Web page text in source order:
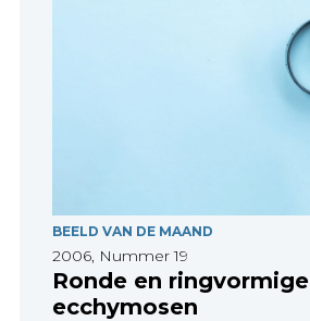
BEELD VAN DE MAAND
2006, Nummer 19
Ronde en ringvormige
ecchymosen